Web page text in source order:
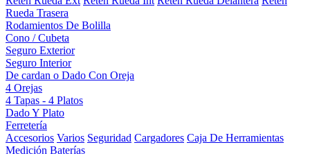
Rueda Trasera
Rodamientos De Bolilla
Cono / Cubeta
Seguro Exterior
Seguro Interior
De cardan o Dado Con Oreja
4 Orejas
4 Tapas - 4 Platos
Dado Y Plato
Ferretería
Accesorios Varios Seguridad Cargadores Caja De Herramientas
Medición Baterías